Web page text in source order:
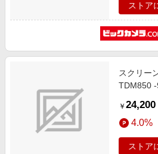
ストア
スクリー
TDM850
￥ 24,200
4.0%
ストア